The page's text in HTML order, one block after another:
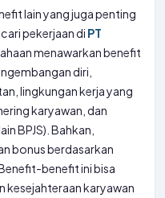
lain yang juga penting
pekerjaan di PT
menawarkan benefit
diri,
lingkungan kerja yang
karyawan, dan
BPJS). Bahkan,
bonus berdasarkan
benefit ini bisa
kesejahteraan karyawan